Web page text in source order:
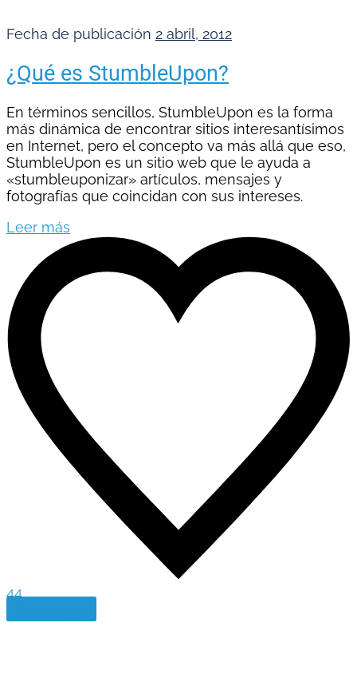
Fecha de publicación 2 abril, 2012
¿Qué es StumbleUpon?
En términos sencillos, StumbleUpon es la forma
más dinámica de encontrar sitios interesantísimos
en Internet, pero el concepto va más allá que eso,
StumbleUpon es un sitio web que le ayuda a
«stumbleuponizar» artículos, mensajes y
fotografías que coincidan con sus intereses.
Leer más
44